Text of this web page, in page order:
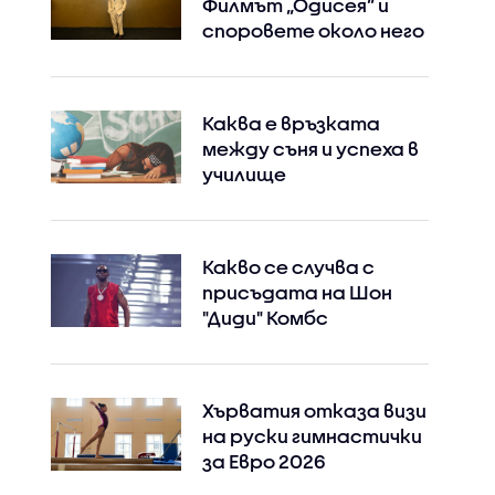
Филмът „Одисея” и
споровете около него
Каква е връзката
между съня и успеха в
училище
Какво се случва с
присъдата на Шон
"Диди" Комбс
Хърватия отказа визи
на руски гимнастички
за Евро 2026